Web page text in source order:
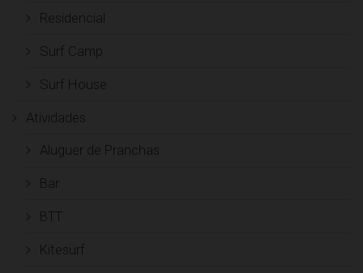
Residencial
Surf Camp
Surf House
Atividades
Aluguer de Pranchas
Bar
BTT
Kitesurf